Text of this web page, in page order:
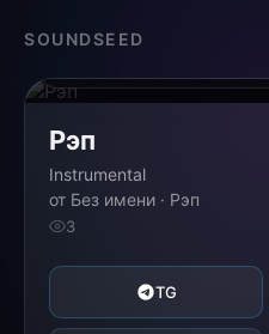
SOUNDSEED
Рэп
Instrumental
от Без имени · Рэп
3
TG